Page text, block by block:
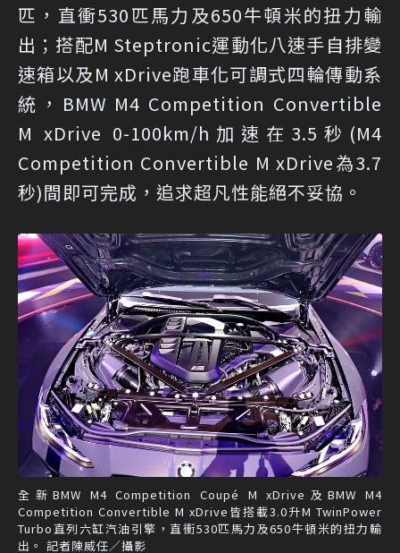
匹，直衝530匹馬力及650牛頓米的扭力輸
出；搭配M Steptronic運動化八速手自排變
速箱以及M xDrive跑車化可調式四輪傳動系
統，BMW M4 Competition Convertible
M xDrive 0-100km/h加速在3.5秒(M4
Competition Convertible M xDrive為3.7
秒)間即可完成，追求超凡性能絕不妥協。
全新BMW M4 Competition Coupé M xDrive及BMW M4
Competition Convertible M xDrive皆搭載3.0升M TwinPower
Turbo直列六缸汽油引擎，直衝530匹馬力及650牛頓米的扭力輸
出。 記者陳威任／攝影